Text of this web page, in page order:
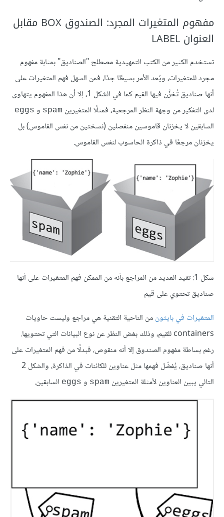
مفهوم المتغيرات المجرد: الصندوق BOX مقابل
العنوان LABEL
تستخدم الكثير من الكتب التمهيدية مصطلح "الصناديق" بمثابة مفهوم
مجرد للمتغيرات، ويُعد الأمر بسيطًا جدًا، فمن السهل فهم المتغيرات على
أنها صناديق تُخزَّن فيها القيم كما في الشكل 1، إلا أن هذا المفهوم يتهاوى
لدى التفكير من وجهة النظر المرجعية، فمثلًا المتغيرين spam و eggs
السابقين لا يخزنان قاموسين منفصلين (نسختين من نفس القاموس) بل
يخزنان مرجعًا في ذاكرة الحاسوب لنفس القاموس.
شكل 1: تفيد العديد من المراجع بأنه من الممكن فهم المتغيرات على أنها
صناديق تحتوي على قيم
المتغيرات في بايثونمن الناحية التقنية هي مراجع وليست حاويات
containers للقيم، وذلك بغض النظر عن نوع البيانات التي تحتويها.
رغم بساطة مفهوم الصندوق إلا أنه منقوص، فبدلًا من فهم المتغيرات على
أنها صناديق، يُفضّل فهمها مثل عناوين للكائنات في الذاكرة، والشكل 2
التالي يبين العناوين لأمثلة المتغيرين spam و eggs السابقين.